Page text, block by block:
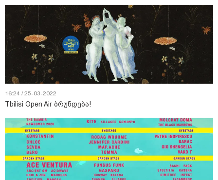
16:24 / 25-03-2022
Tbilisi Open Air ბრუნდება!